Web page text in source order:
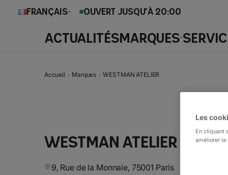
Français OUVERT JUSQU'À 20:00
ACTUALITÉSMARQUES
Accueil Marques WESTMAN ATELIER
WESTMAN ATELIER
9, Rue de la Monnaie, 75001 Paris
Les
En cliquant
améliorer la